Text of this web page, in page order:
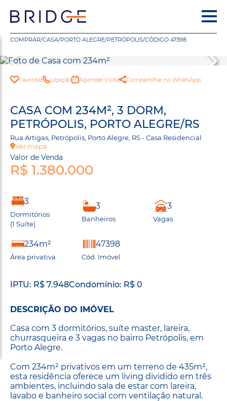
COMPRAR/CASA/PORTO ALEGRE/PETRÓPOLIS/CÓDIGO 47398
Favoritar Ligação Agendar Visita Compartilhar no WhatsApp
CASA COM 234M², 3 DORM,
PETRÓPOLIS, PORTO ALEGRE/RS
Rua Artigas, Petrópolis, Porto Alegre, RS - Casa Residencial
Ver mapa
Valor de Venda
R$ 1.380.000
3
Dormitórios
(1 Suíte)
3
Banheiros
3
Vagas
234m²
Área privativa
47398
Cód. Imóvel
IPTU: R$ 7.948Condomínio: R$ 0
DESCRIÇÃO DO IMÓVEL
Casa com 3 dormitórios, suíte master, lareira,
churrasqueira e 3 vagas no bairro Petrópolis, em
Porto Alegre.
Com 234m² privativos em um terreno de 435m²,
esta residência oferece um living dividido em três
ambientes, incluindo sala de estar com lareira,
lavabo e banheiro social com ventilação natural.